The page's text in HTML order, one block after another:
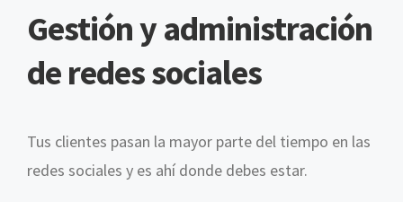
Gestión y administración
de redes sociales
Tus clientes pasan la mayor parte del tiempo en las
redes sociales y es ahí donde debes estar.